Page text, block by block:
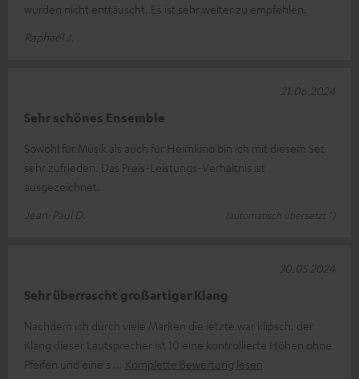
wurden nicht enttäuscht. Es ist sehr weiter zu empfehlen.
Raphael J.
Sehr schönes Ensemble
Sowohl für Musik als auch für Heimkino bin ich mit diesem Set
sehr zufrieden. Das Preis-Leistungs-Verhältnis ist
ausgezeichnet.
Jean-Paul D.
(automatisch übersetzt *)
21.06.2024
Sehr überrascht großartiger Klang
Nachdem ich durch viele Marken die letzte war klipsch. der
Klang dieser Lautsprecher ist 10 eine kontrollierte Höhen ohne
Pfeifen und eine s
Komplette Bewertung lesen
30.05.2024